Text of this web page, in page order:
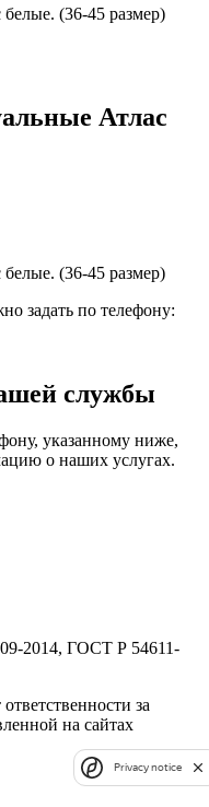
(36-45 размер)
Атлас
(36-45 размер)
задать по телефону:
службы
указанному ниже,
о наших услугах.
2014, ГОСТ Р 54611-
за
на сайтах
Privacy notice